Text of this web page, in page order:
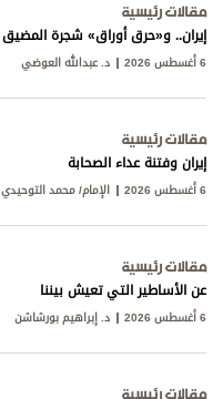
مقالات رئيسية
إيران.. و«حرق أوراق» شجرة المضيق
6 أغسطس 2026 د. عبدالله العوضي
مقالات رئيسية
إيران وفتنة عداء الصحابة
6 أغسطس 2026 الإمام/ محمد التوحيدي
مقالات رئيسية
عن الأساطير التي تعيش بيننا
6 أغسطس 2026 د. إبراهيم بورشاشن
مقالات رئيسية